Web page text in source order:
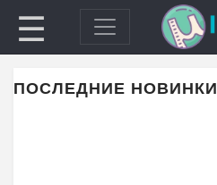
☰
ПОСЛЕДНИЕ НОВИНКИ